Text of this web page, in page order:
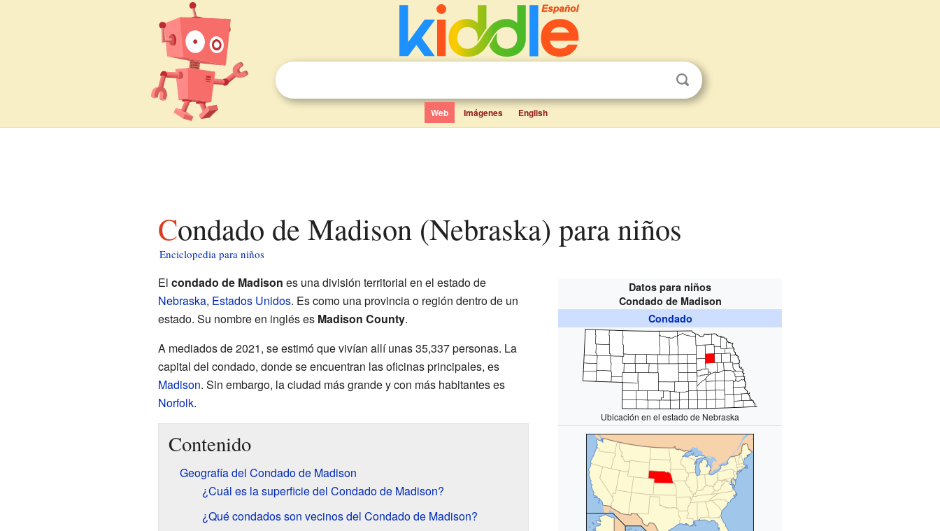
Web Imágenes English
Condado de Madison (Nebraska) para niños
Enciclopedia para niños
Datos para niños
Condado de Madison
Condado
Ubicación en el estado de Nebraska
El condado de Madison es una división territorial en el estado de
Nebraska, Estados Unidos. Es como una provincia o región dentro de un
estado. Su nombre en inglés es Madison County.
A mediados de 2021, se estimó que vivían allí unas 35,337 personas. La
capital del condado, donde se encuentran las oficinas principales, es
Madison. Sin embargo, la ciudad más grande y con más habitantes es
Norfolk.
Contenido
Geografía del Condado de Madison
¿Cuál es la superficie del Condado de Madison?
¿Qué condados son vecinos del Condado de Madison?